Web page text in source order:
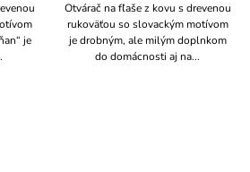
je
Otvárač na fľaše z kovu s drevenou
rukoväťou so slovackým motívom
je drobným, ale milým doplnkom
do domácnosti aj na...